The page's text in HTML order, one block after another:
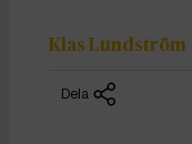
Klas Lundström
Dela